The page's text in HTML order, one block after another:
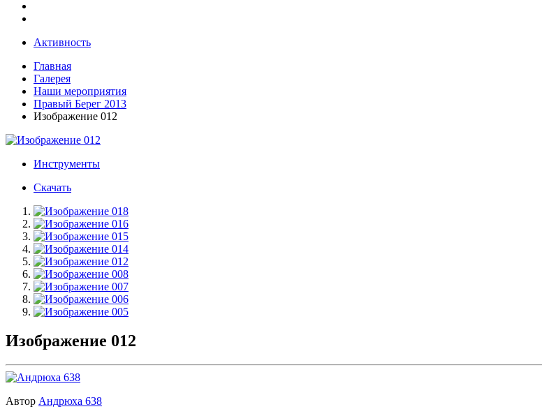
Активность
Главная
Галерея
Наши мероприятия
Правый Берег 2013
Изображение 012
Инструменты
Скачать
Изображение 012
Автор Андрюха 638